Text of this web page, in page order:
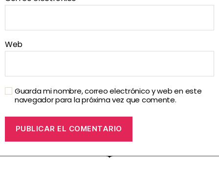
Web
Guarda mi nombre, correo electrónico y web en este
navegador para la próxima vez que comente.